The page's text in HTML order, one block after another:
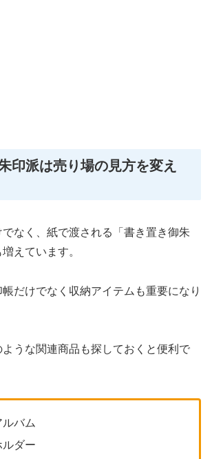
印派は売り場の見方を変え
なく、紙で渡される「書き置き御朱
えています。
だけでなく収納アイテムも重要になり
ような関連商品も探しておくと便利で
バム
ルダー